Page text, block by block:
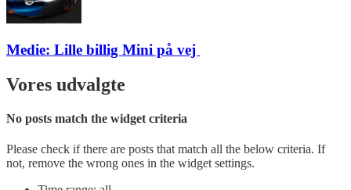
Medie: Lille billig Mini på vej
Vores udvalgte
No posts match the widget criteria
Please check if there are posts that match all the below criteria. If
not, remove the wrong ones in the widget settings.